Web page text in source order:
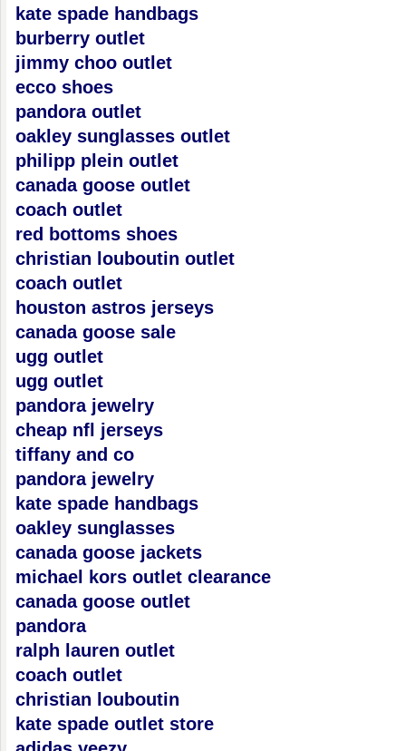
kate spade handbags
burberry outlet
jimmy choo outlet
ecco shoes
pandora outlet
oakley sunglasses outlet
philipp plein outlet
canada goose outlet
coach outlet
red bottoms shoes
christian louboutin outlet
coach outlet
houston astros jerseys
canada goose sale
ugg outlet
ugg outlet
pandora jewelry
cheap nfl jerseys
tiffany and co
pandora jewelry
kate spade handbags
oakley sunglasses
canada goose jackets
michael kors outlet clearance
canada goose outlet
pandora
ralph lauren outlet
coach outlet
christian louboutin
kate spade outlet store